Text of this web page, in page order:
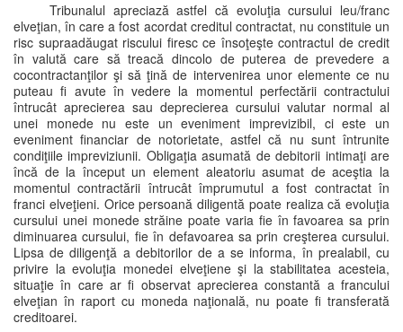
Tribunalul apreciază astfel că evoluţia cursului leu/franc
elveţian, în care a fost acordat creditul contractat, nu constituie un
risc supraadăugat riscului firesc ce însoţeşte contractul de credit
în valută care să treacă dincolo de puterea de prevedere a
cocontractanţilor şi să ţină de intervenirea unor elemente ce nu
puteau fi avute în vedere la momentul perfectării contractului
întrucât aprecierea sau deprecierea cursului valutar normal al
unei monede nu este un eveniment imprevizibil, ci este un
eveniment financiar de notorietate, astfel că nu sunt întrunite
condiţiile impreviziunii. Obligaţia asumată de debitorii intimaţi are
încă de la început un element aleatoriu asumat de aceştia la
momentul contractării întrucât împrumutul a fost contractat în
franci elveţieni. Orice persoană diligentă poate realiza că evoluţia
cursului unei monede străine poate varia fie în favoarea sa prin
diminuarea cursului, fie în defavoarea sa prin creşterea cursului.
Lipsa de diligenţă a debitorilor de a se informa, în prealabil, cu
privire la evoluţia monedei elveţiene şi la stabilitatea acesteia,
situaţie în care ar fi observat aprecierea constantă a francului
elveţian în raport cu moneda naţională, nu poate fi transferată
creditoarei.